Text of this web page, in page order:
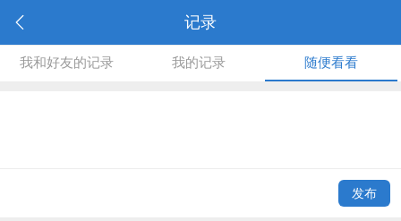
记录
我和好友的记录 我的记录 随便看看
发布